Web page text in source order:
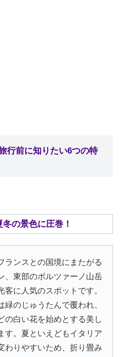
行前に知りたい6つの特
の景色に圧巻！
ランスとの国境にまたがる
、東部のボルツァーノ山岳
に人気のスポットです。
のじゅうたんで覆われ、
の白い花を始めとする美し
す。夏といえどもイタリア
わりやすいため、折り畳み